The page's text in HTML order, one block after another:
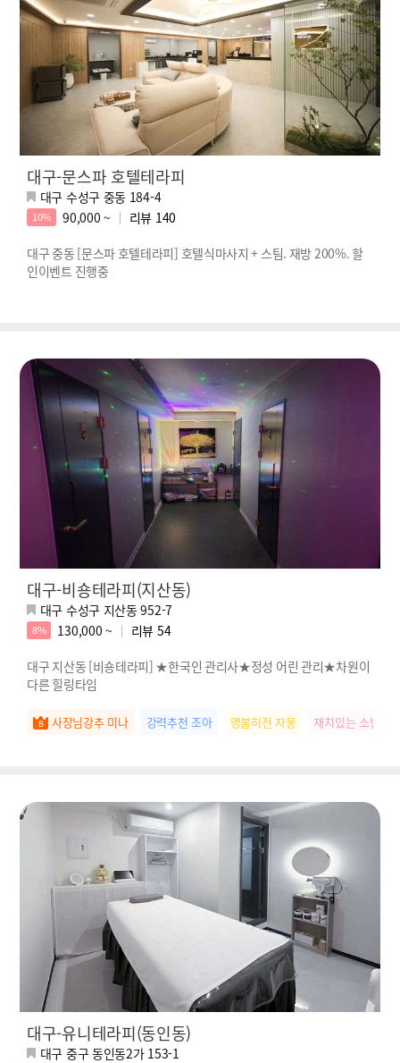
대구-문스파 호텔테라피
대구 수성구 중동 184-4
10% 90,000 ~ 리뷰 140
대구 중동 [문스파 호텔테라피] 호텔식마사지 + 스팀. 재방 200%. 할
인이벤트 진행중
대구-비숑테라피(지산동)
대구 수성구 지산동 952-7
8% 130,000 ~ 리뷰 54
대구 지산동 [비숑테라피] ★한국인 관리사★정성 어린 관리★차원이
다른 힐링타임
사장님강추 미나 강력추천 조아 명불허전 자몽 재치있는 소빈
대구-유니테라피(동인동)
대구 중구 동인동2가 153-1